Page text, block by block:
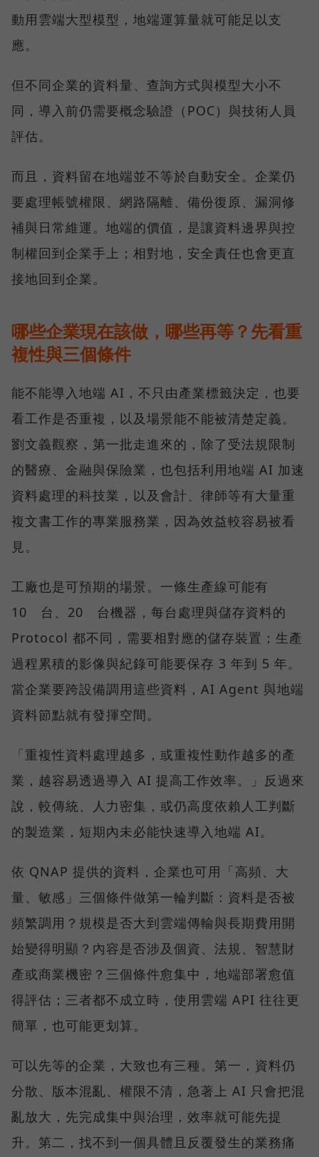
動用雲端大型模型，地端運算量就可能足以支
應。
但不同企業的資料量、查詢方式與模型大小不
同，導入前仍需要概念驗證（POC）與技術人員
評估。
而且，資料留在地端並不等於自動安全。企業仍
要處理帳號權限、網路隔離、備份復原、漏洞修
補與日常維運。地端的價值，是讓資料邊界與控
制權回到企業手上；相對地，安全責任也會更直
接地回到企業。
哪些企業現在該做，哪些再等？先看重
複性與三個條件
能不能導入地端 AI，不只由產業標籤決定，也要
看工作是否重複，以及場景能不能被清楚定義。
劉文義觀察，第一批走進來的，除了受法規限制
的醫療、金融與保險業，也包括利用地端 AI 加速
資料處理的科技業，以及會計、律師等有大量重
複文書工作的專業服務業，因為效益較容易被看
見。
工廠也是可預期的場景。一條生產線可能有
10 台、20 台機器，每台處理與儲存資料的
Protocol 都不同，需要相對應的儲存裝置；生產
過程累積的影像與紀錄可能要保存 3 年到 5 年。
當企業要跨設備調用這些資料，AI Agent 與地端
資料節點就有發揮空間。
「重複性資料處理越多，或重複性動作越多的產
業，越容易透過導入 AI 提高工作效率。」反過來
說，較傳統、人力密集，或仍高度依賴人工判斷
的製造業，短期內未必能快速導入地端 AI。
依 QNAP 提供的資料，企業也可用「高頻、大
量、敏感」三個條件做第一輪判斷：資料是否被
頻繁調用？規模是否大到雲端傳輸與長期費用開
始變得明顯？內容是否涉及個資、法規、智慧財
產或商業機密？三個條件愈集中，地端部署愈值
得評估；三者都不成立時，使用雲端 API 往往更
簡單，也可能更划算。
可以先等的企業，大致也有三種。第一，資料仍
分散、版本混亂、權限不清，急著上 AI 只會把混
亂放大，先完成集中與治理，效率就可能先提
升。第二，找不到一個具體且反覆發生的業務痛